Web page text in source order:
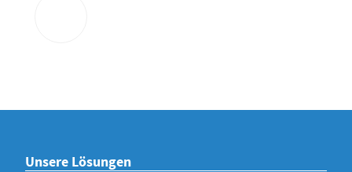
Unsere Lösungen